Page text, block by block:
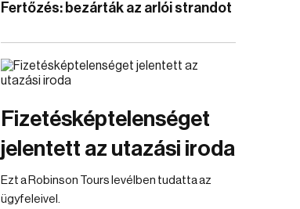
Fertőzés: bezárták az arlói strandot
Fizetésképtelenséget
jelentett az utazási iroda
Ezt a Robinson Tours levélben tudatta az
ügyfeleivel.